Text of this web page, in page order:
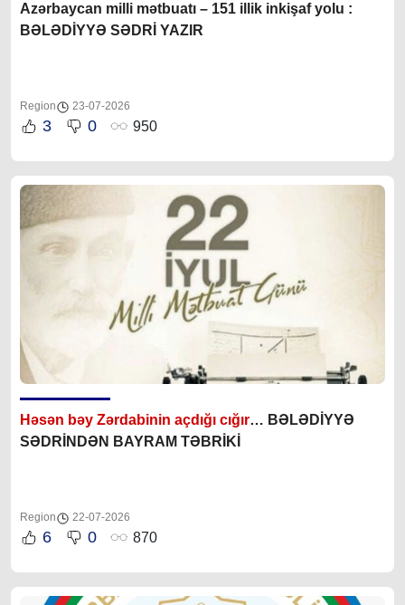
Azərbaycan milli mətbuatı – 151 illik inkişaf yolu :
BƏLƏDİYYƏ SƏDRİ YAZIR
Region 23-07-2026
3 0 950
Həsən bəy Zərdabinin açdığı cığır… BƏLƏDİYYƏ
SƏDRİNDƏN BAYRAM TƏBRİKİ
Region 22-07-2026
6 0 870